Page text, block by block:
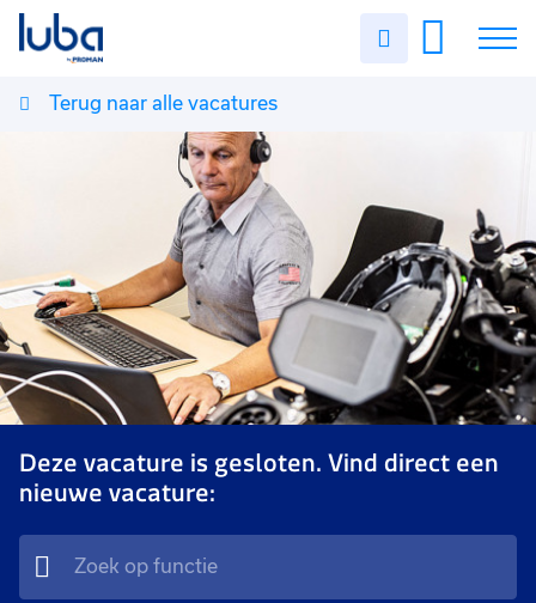
Uren
Vacatures
Voor werkgevers
Contact
Terug naar alle vacatures
Deze vacature is gesloten. Vind direct een
nieuwe vacature: